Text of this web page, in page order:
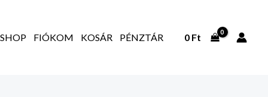
FIÓKOM KOSÁR PÉNZTÁR 0 Ft